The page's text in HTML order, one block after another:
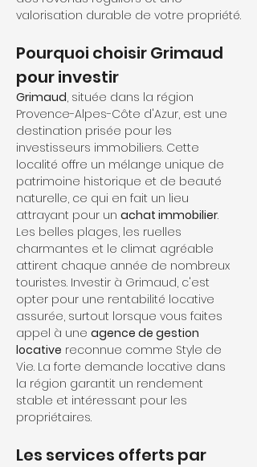
valorisation durable de votre propriété.
Pourquoi choisir Grimaud
pour investir
Grimaud, située dans la région
Provence-Alpes-Côte d'Azur, est une
destination prisée pour les
investisseurs immobiliers. Cette
localité offre un mélange unique de
patrimoine historique et de beauté
naturelle, ce qui en fait un lieu
attrayant pour un achat immobilier.
Les belles plages, les ruelles
charmantes et le climat agréable
attirent chaque année de nombreux
touristes. Investir à Grimaud, c'est
opter pour une rentabilité locative
assurée, surtout lorsque vous faites
appel à une agence de gestion
locative reconnue comme Style de
Vie. La forte demande locative dans
la région garantit un rendement
stable et intéressant pour les
propriétaires.
Les services offerts par